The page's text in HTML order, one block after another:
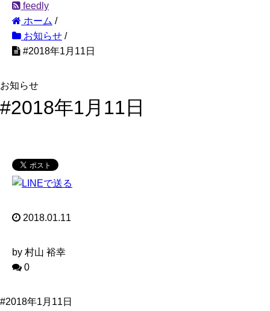
feedly
ホーム /
お知らせ /
#2018年1月11日
お知らせ
#2018年1月11日
2018.01.11
by 村山 裕幸
0
#2018年1月11日